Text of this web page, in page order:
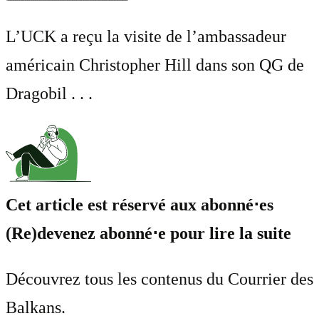
L’UCK a reçu la visite de l’ambassadeur
américain Christopher Hill dans son QG de
Dragobil . . .
Cet article est réservé aux abonné⋅es
(Re)devenez abonné⋅e pour lire la suite
Découvrez tous les contenus du Courrier des
Balkans.